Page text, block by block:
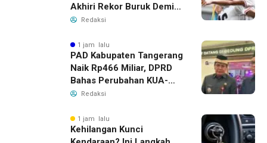
Akhiri Rekor Buruk Demi
Tiket Semifinal Piala AFF
Redaksi
1 jam lalu
PAD Kabupaten Tangerang
Naik Rp466 Miliar, DPRD
Bahas Perubahan KUA-
PPAS 2026
Redaksi
1 jam lalu
Kehilangan Kunci